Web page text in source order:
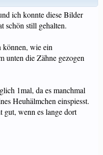
ich konnte diese Bilder
schön still gehalten.
können, wie ein
unten die Zähne gezogen
1mal, da es manchmal
Heuhälmchen einspiesst.
gut, wenn es lange dort